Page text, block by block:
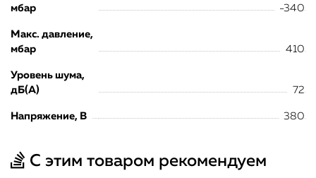
мбар
-340
Макс. давление,
мбар
410
Уровень шума,
дБ(А)
72
Напряжение, В 380
С этим товаром рекомендуем